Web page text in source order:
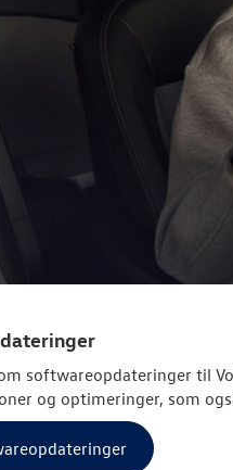
softwareopdateringer til
og optimeringer, som